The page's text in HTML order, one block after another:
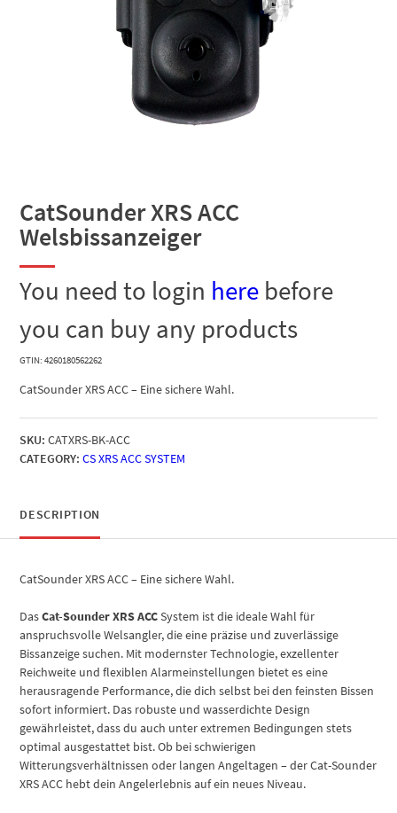
CatSounder XRS ACC
Welsbissanzeiger
You need to login here before
you can buy any products
GTIN: 4260180562262
CatSounder XRS ACC – Eine sichere Wahl.
SKU: CATXRS-BK-ACC
CATEGORY: CS XRS ACC SYSTEM
DESCRIPTION
CatSounder XRS ACC – Eine sichere Wahl.
DasCat-Sounder XRS ACCSystem ist die ideale Wahl für
anspruchsvolle Welsangler, die eine präzise und zuverlässige
Bissanzeige suchen. Mit modernster Technologie, exzellenter
Reichweite und flexiblen Alarmeinstellungen bietet es eine
herausragende Performance, die dich selbst bei den feinsten Bissen
sofort informiert. Das robuste und wasserdichte Design
gewährleistet, dass du auch unter extremen Bedingungen stets
optimal ausgestattet bist. Ob bei schwierigen
Witterungsverhältnissen oder langen Angeltagen – der Cat-Sounder
XRS ACC hebt dein Angelerlebnis auf ein neues Niveau.